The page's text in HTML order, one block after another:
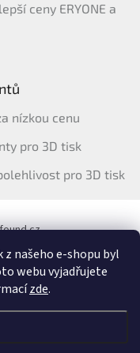
z našeho e-shopu byl
webu vyjadřujete
zde.
ceny ERYONE a
nízkou cenu
pro 3D tisk
pro 3D tisk
pro ČR